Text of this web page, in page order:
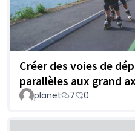
Créer des voies de
parallèles aux grand
planet 7 0